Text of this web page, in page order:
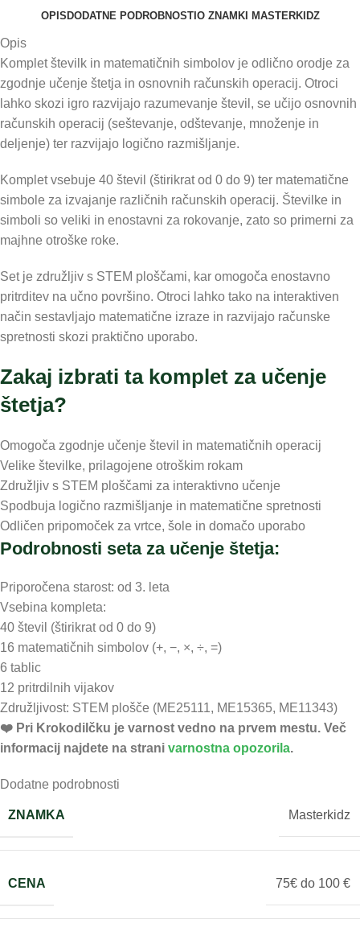
OPIS DODATNE PODROBNOSTI O ZNAMKI MASTERKIDZ
Opis
Komplet številk in matematičnih simbolov je odlično orodje za
zgodnje učenje štetja in osnovnih računskih operacij. Otroci
lahko skozi igro razvijajo razumevanje števil, se učijo osnovnih
računskih operacij (seštevanje, odštevanje, množenje in
deljenje) ter razvijajo logično razmišljanje.
Komplet vsebuje 40 števil (štirikrat od 0 do 9) ter matematične
simbole za izvajanje različnih računskih operacij. Številke in
simboli so veliki in enostavni za rokovanje, zato so primerni za
majhne otroške roke.
Set je združljiv s STEM ploščami, kar omogoča enostavno
pritrditev na učno površino. Otroci lahko tako na interaktiven
način sestavljajo matematične izraze in razvijajo računske
spretnosti skozi praktično uporabo.
Zakaj izbrati ta komplet za učenje
štetja?
Omogoča zgodnje učenje števil in matematičnih operacij
Velike številke, prilagojene otroškim rokam
Združljiv s STEM ploščami za interaktivno učenje
Spodbuja logično razmišljanje in matematične spretnosti
Odličen pripomoček za vrtce, šole in domačo uporabo
Podrobnosti seta za učenje štetja:
Priporočena starost: od 3. leta
Vsebina kompleta:
40 števil (štirikrat od 0 do 9)
16 matematičnih simbolov (+, −, ×, ÷, =)
6 tablic
12 pritrdilnih vijakov
Združljivost: STEM plošče (ME25111, ME15365, ME11343)
❤️ ️Pri Krokodilčku je varnost vedno na prvem mestu. Več
informacij najdete na strani varnostna opozorila.
Dodatne podrobnosti
ZNAMKA Masterkidz
CENA 75€ do 100 €